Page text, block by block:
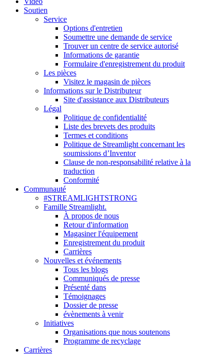
Soutien
Service
Options d'entretien
Soumettre une demande de service
Trouver un centre de service autorisé
Informations de garantie
Formulaire d'enregistrement du produit
Les pièces
Visitez le magasin de pièces
Informations sur le Distributeur
Site d'assistance aux Distributeurs
Légal
Politique de confidentialité
Liste des brevets des produits
Termes et conditions
Politique de Streamlight concernant les
soumissions d’Inventor
Clause de non-responsabilité relative à la
traduction
Conformité
Communauté
#STREAMLIGHTSTRONG
Famille Streamlight.
À propos de nous
Retour d'information
Magasiner l'équipement
Enregistrement du produit
Carrières
Nouvelles et événements
Tous les blogs
Communiqués de presse
Présenté dans
Témoignages
Dossier de presse
évènements à venir
Initiatives
Organisations que nous soutenons
Programme de recyclage
Carrières